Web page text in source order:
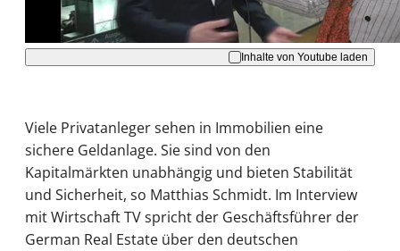
Inhalte von Youtube laden
Viele Privatanleger sehen in Immobilien eine
sichere Geldanlage. Sie sind von den
Kapitalmärkten unabhängig und bieten Stabilität
und Sicherheit, so Matthias Schmidt. Im Interview
mit Wirtschaft TV spricht der Geschäftsführer der
German Real Estate über den deutschen